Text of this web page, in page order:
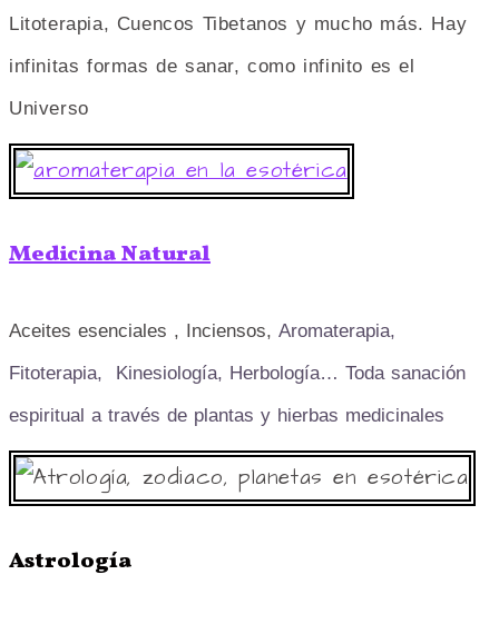
Litoterapia, Cuencos Tibetanos y mucho más. Hay
infinitas formas de sanar, como infinito es el
Universo
Medicina Natural
Aceites esenciales , Inciensos, Aromaterapia,
Fitoterapia, Kinesiología, Herbología… Toda sanación
espiritual a través de plantas y hierbas medicinales
Astrología